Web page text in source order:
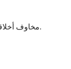
مخاوف أخلاقية/قانونية حول إزالة إدارة الحقوق الرقمية.